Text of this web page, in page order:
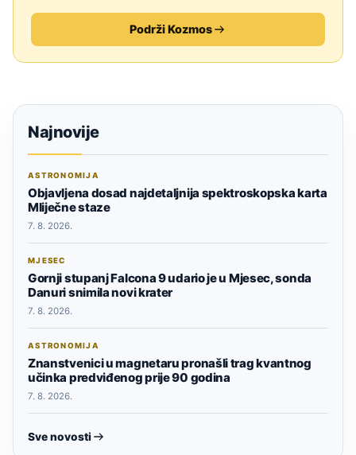
Podrži Kozmos
Najnovije
ASTRONOMIJA
Objavljena dosad najdetaljnija spektroskopska karta
Mliječne staze
7. 8. 2026.
MJESEC
Gornji stupanj Falcona 9 udario je u Mjesec, sonda
Danuri snimila novi krater
7. 8. 2026.
ASTRONOMIJA
Znanstvenici u magnetaru pronašli trag kvantnog
učinka predviđenog prije 90 godina
7. 8. 2026.
Sve novosti